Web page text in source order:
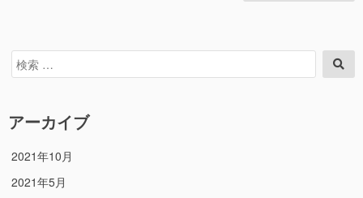
検
索
索
アーカイブ
2021年10月
2021年5月